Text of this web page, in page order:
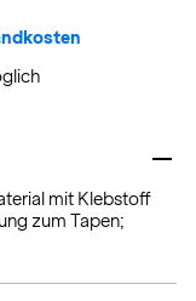
mit Klebstoff
zum Tapen;